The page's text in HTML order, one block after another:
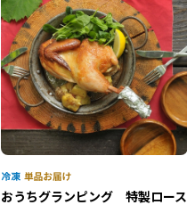
おうちグランピング 特製ロース